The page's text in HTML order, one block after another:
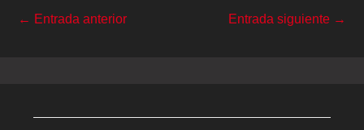
← Entrada anterior Entrada siguiente →